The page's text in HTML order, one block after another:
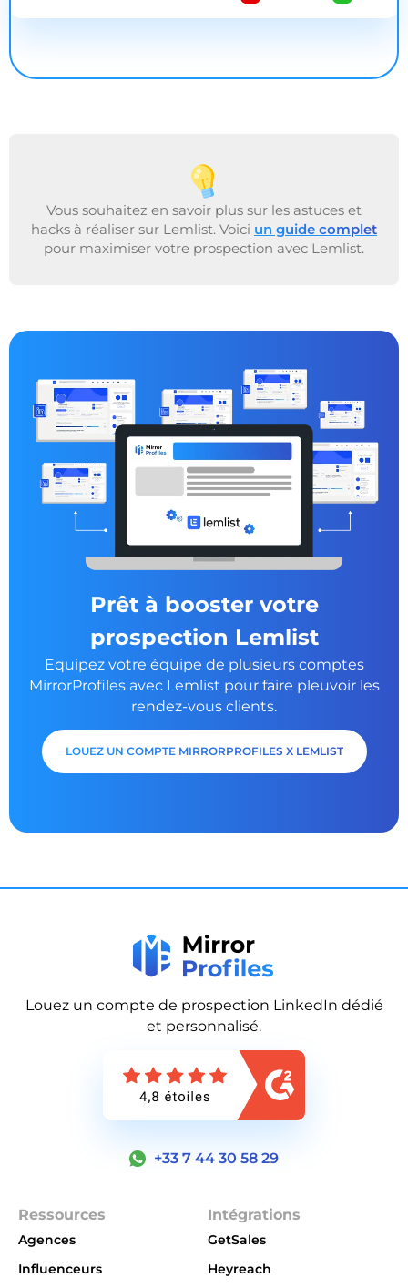
Vous souhaitez en savoir plus sur les astuces et
hacks à réaliser sur Lemlist. Voici un guide complet
pour maximiser votre prospection avec Lemlist.
Prêt à booster votre
prospection Lemlist
Equipez votre équipe de plusieurs comptes
MirrorProfiles avec Lemlist pour faire pleuvoir les
rendez-vous clients.
LOUEZ UN COMPTE MIRRORPROFILES X LEMLIST
Louez un compte de prospection LinkedIn dédié
et personnalisé.
+33 7 44 30 58 29
Ressources
Agences
Influenceurs
Intégrations
GetSales
Heyreach